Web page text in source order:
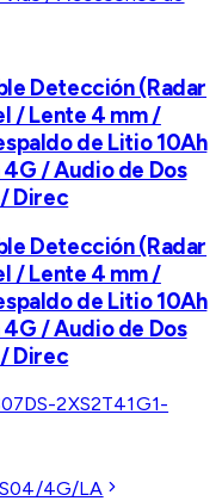
Detección (Radar
/ Lente 4 mm /
de Litio 10Ah
4G / Audio de Dos
Direc
Detección (Radar
/ Lente 4 mm /
de Litio 10Ah
4G / Audio de Dos
Direc
DS-2XS2T41G1-
4G/LA